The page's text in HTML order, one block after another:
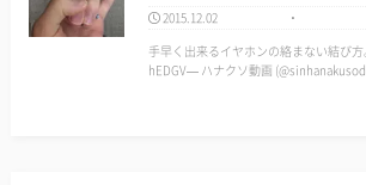
2015.12.02
手早く出来るイヤホンの絡まない結び